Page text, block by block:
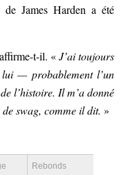
James Harden a été
t-il. «J’ai toujours
— probablement l’un
l’histoire. Il m’a donné
swag, comme il dit. »
Rebonds